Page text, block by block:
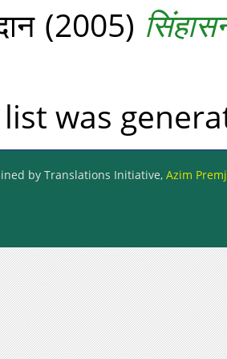
(2005)
was
by Translations Initiative, Azim